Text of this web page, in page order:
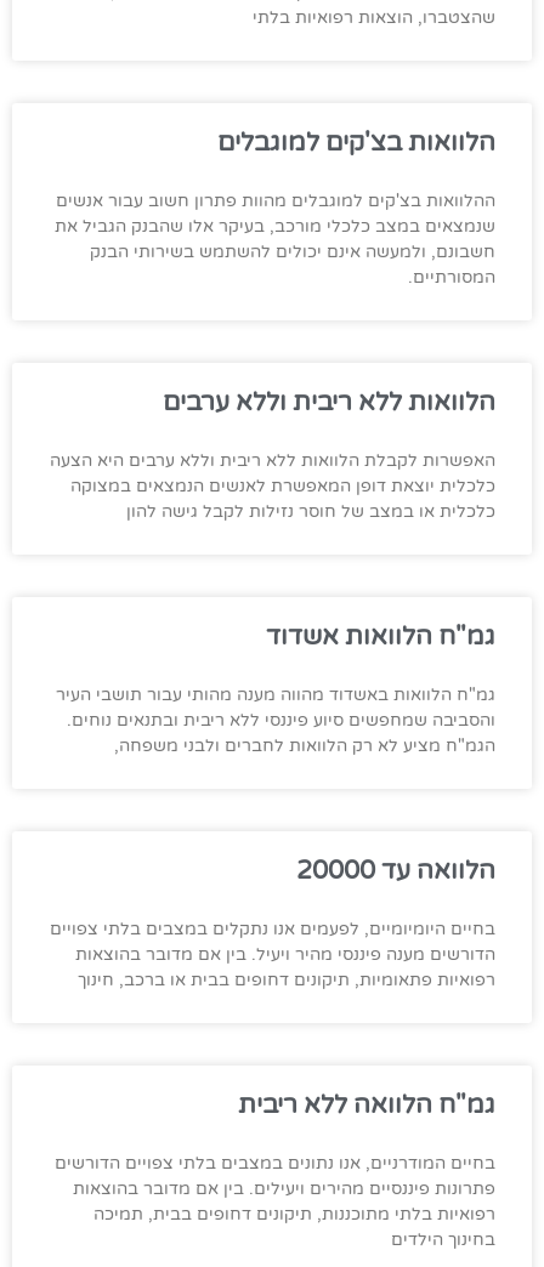
שהצטברו, הוצאות רפואיות בלתי
הלוואות בצ'קים למוגבלים
ההלוואות בצ'קים למוגבלים מהוות פתרון חשוב עבור אנשים
שנמצאים במצב כלכלי מורכב, בעיקר אלו שהבנק הגביל את
חשבונם, ולמעשה אינם יכולים להשתמש בשירותי הבנק
המסורתיים.
הלוואות ללא ריבית וללא ערבים
האפשרות לקבלת הלוואות ללא ריבית וללא ערבים היא הצעה
כלכלית יוצאת דופן המאפשרת לאנשים הנמצאים במצוקה
כלכלית או במצב של חוסר נזילות לקבל גישה להון
גמ"ח הלוואות אשדוד
גמ"ח הלוואות באשדוד מהווה מענה מהותי עבור תושבי העיר
והסביבה שמחפשים סיוע פיננסי ללא ריבית ובתנאים נוחים.
הגמ"ח מציע לא רק הלוואות לחברים ולבני משפחה,
הלוואה עד 20000
בחיים היומיומיים, לפעמים אנו נתקלים במצבים בלתי צפויים
הדורשים מענה פיננסי מהיר ויעיל. בין אם מדובר בהוצאות
רפואיות פתאומיות, תיקונים דחופים בבית או ברכב, חינוך
גמ"ח הלוואה ללא ריבית
בחיים המודרניים, אנו נתונים במצבים בלתי צפויים הדורשים
פתרונות פיננסיים מהירים ויעילים. בין אם מדובר בהוצאות
רפואיות בלתי מתוכננות, תיקונים דחופים בבית, תמיכה
בחינוך הילדים